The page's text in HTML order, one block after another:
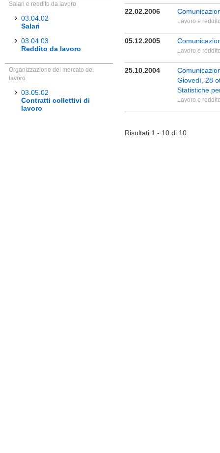
Salari e reddito da lavoro
03.04.02
Salari
03.04.03
Reddito da lavoro
Organizzazione del mercato del
lavoro
03.05.02
Contratti collettivi di
lavoro
22.02.2006
Lavoro e
05.12.2005
Lavoro e
25.10.2004
Giovedì, 28
Statistiche
Lavoro e
Risultati 1 - 10 di 10